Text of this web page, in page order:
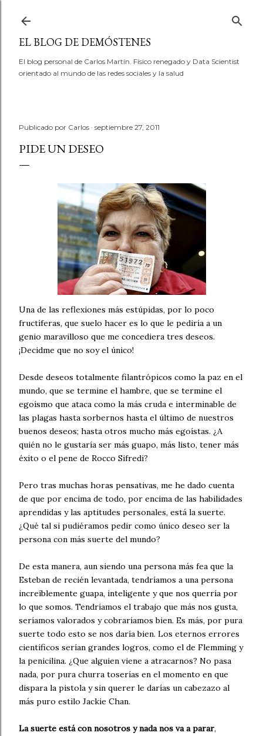
EL BLOG DE DEMÓSTENES
El blog personal de Carlos Martín. Físico renegado y Data Scientist
orientado al mundo de las redes sociales y la salud
Publicado por Carlos septiembre 27, 2011
PIDE UN DESEO
Una de las reflexiones más estúpidas, por lo poco
fructíferas, que suelo hacer es lo que le pediría a un
genio maravilloso que me concediera tres deseos.
¡Decidme que no soy el único!
Desde deseos totalmente filantrópicos como la paz en el
mundo, que se termine el hambre, que se termine el
egoísmo que ataca como la más cruda e interminable de
las plagas hasta sorbernos hasta el último de nuestros
buenos deseos; hasta otros mucho más egoístas. ¿A
quién no le gustaría ser más guapo, más listo, tener más
éxito o el pene de Rocco Sifredi?
Pero tras muchas horas pensativas, me he dado cuenta
de que por encima de todo, por encima de las habilidades
aprendidas y las aptitudes personales, está la suerte.
¿Qué tal si pudiéramos pedir como único deseo ser la
persona con más suerte del mundo?
De esta manera, aun siendo una persona más fea que la
Esteban de recién levantada, tendríamos a una persona
increíblemente guapa, inteligente y que nos querría por
lo que somos. Tendríamos el trabajo que más nos gusta,
seríamos valorados y cobraríamos bien. Es más, por pura
suerte todo esto se nos daría bien. Los eternos errores
científicos serían grandes logros, como el de Flemming y
la penicilina. ¿Que alguien viene a atracarnos? No pasa
nada, por pura churra toserías en el momento en que
dispara la pistola y sin querer le darías un cabezazo al
más puro estilo Jackie Chan.
La suerte está con nosotros y nada nos va a parar,